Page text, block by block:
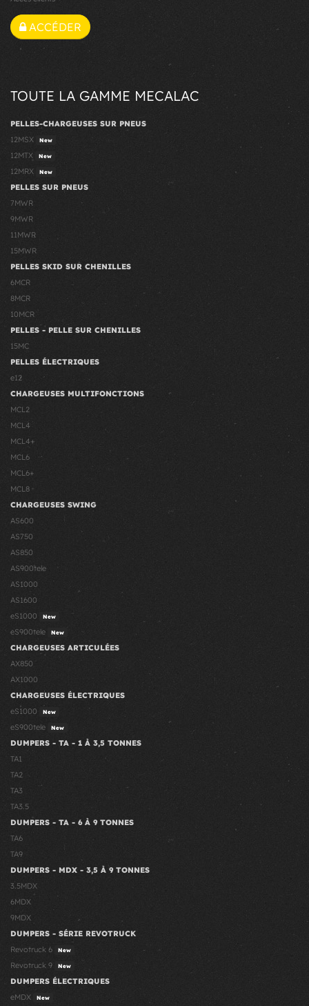
ACCÉDER
TOUTE LA GAMME MECALAC
PELLES-CHARGEUSES SUR PNEUS
12MSX
New
12MTX New
12MRX New
PELLES SUR PNEUS
7MWR
9MWR
11MWR
15MWR
PELLES SKID SUR CHENILLES
6MCR
8MCR
10MCR
PELLES - PELLE SUR CHENILLES
15MC
PELLES ÉLECTRIQUES
e12
CHARGEUSES MULTIFONCTIONS
MCL2
MCL4
MCL4+
MCL6
MCL6+
MCL8
CHARGEUSES SWING
AS600
AS750
AS850
AS900tele
AS1000
AS1600
eS1000
New
eS900tele New
CHARGEUSES ARTICULÉES
AX850
AX1000
CHARGEUSES ÉLECTRIQUES
eS1000
New
eS900tele New
DUMPERS - TA - 1 À 3,5 TONNES
TA1
TA2
TA3
TA3.5
DUMPERS - TA - 6 À 9 TONNES
TA6
TA9
DUMPERS - MDX - 3,5 À 9 TONNES
3.5MDX
6MDX
9MDX
DUMPERS - SÉRIE REVOTRUCK
Revotruck 6
New
Revotruck 9 New
DUMPERS ÉLECTRIQUES
eMDX
New